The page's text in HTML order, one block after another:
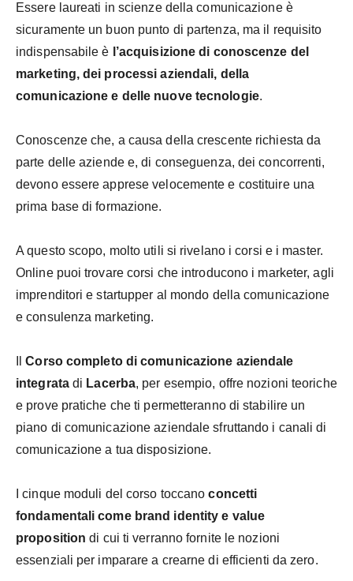
Essere laureati in scienze della comunicazione è
sicuramente un buon punto di partenza, ma il requisito
indispensabile è l’acquisizione di conoscenze del
marketing, dei processi aziendali, della
comunicazione e delle nuove tecnologie.
Conoscenze che, a causa della crescente richiesta da
parte delle aziende e, di conseguenza, dei concorrenti,
devono essere apprese velocemente e costituire una
prima base di formazione.
A questo scopo, molto utili si rivelano i corsi e i master.
Online puoi trovare corsi che introducono i marketer, agli
imprenditori e startupper al mondo della comunicazione
e consulenza marketing.
IlCorso completo di comunicazione aziendale
integratadi Lacerba, per esempio, offre nozioni teoriche
e prove pratiche che ti permetteranno di stabilire un
piano di comunicazione aziendale sfruttando i canali di
comunicazione a tua disposizione.
I cinque moduli del corso toccanoconcetti
fondamentali come brand identity e value
proposition di cui ti verranno fornite le nozioni
essenziali per imparare a crearne di efficienti da zero.